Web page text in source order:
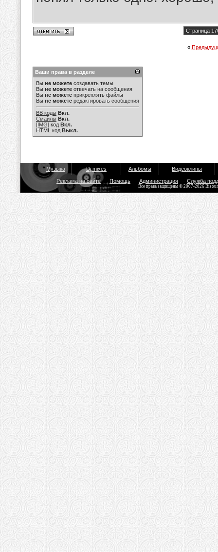
Страница
«
Ваши права в разделе
Вы не можете создавать темы
Вы не можете отвечать на сообщения
Вы не можете прикреплять файлы
Вы не можете редактировать сообщения
BB коды Вкл.
Смайлы Вкл.
[IMG] код Вкл.
HTML код Выкл.
Музыка Dj mixes Альбомы Видеоклипы
Реклама на сайте Помощь Администрация Служба
Все права защищены © 2007-2026